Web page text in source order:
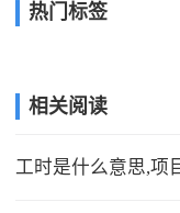
热门标签
相关阅读
工时是什么意思,项